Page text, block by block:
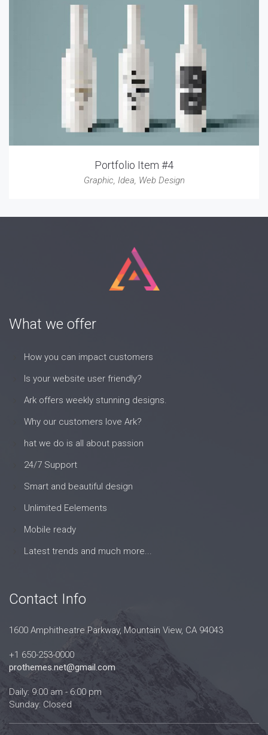
Portfolio Item #4
Graphic, Idea, Web Design
What we offer
How you can impact customers
Is your website user friendly?
Ark offers weekly stunning designs.
Why our customers love Ark?
hat we do is all about passion
24/7 Support
Smart and beautiful design
Unlimited Eelements
Mobile ready
Latest trends and much more...
Contact Info
1600 Amphitheatre Parkway, Mountain View, CA 94043
+1 650-253-0000
prothemes.net@gmail.com
Daily: 9:00 am - 6:00 pm
Sunday: Closed